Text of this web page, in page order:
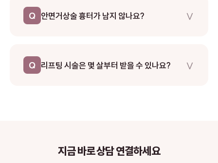
걸쳐 최대 효과를 보입니다. 지속 기간은 개인차가 있으나 평균 1-
2년입니다. 안면거상술은 10년 이상 효과가 지속됩니다. 정기적
Q 안면거상술 흉터가 남지 않나요? ∨
러운 주름을 따라 진행되어 눈에 잘 띄지 않습니다. 또한 미세 봉
합 기법을 사용하여 흉터를 최소화합니다. 수술 후 레이저 흉터 관
Q 리프팅 시술은 몇 살부터 받을 수 있나요? ∨
지금 바로 상담 연결하세요